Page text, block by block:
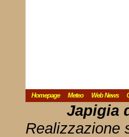
Homepage Meteo Web News
Japigia
Realizzazione